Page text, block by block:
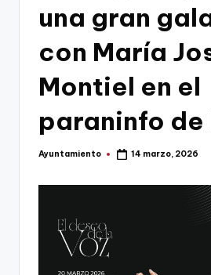
una gran
con María
Montiel en el
paraninfo de
Publicado
Ayuntamiento 14 marzo, 2026